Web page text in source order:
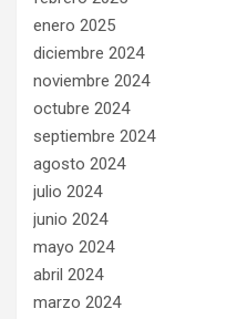
enero 2025
diciembre 2024
noviembre 2024
octubre 2024
septiembre 2024
agosto 2024
julio 2024
junio 2024
mayo 2024
abril 2024
marzo 2024